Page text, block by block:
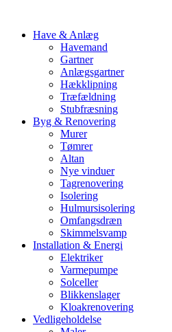
Have & Anlæg
Havemand
Gartner
Anlægsgartner
Hækklipning
Træfældning
Stubfræsning
Byg & Renovering
Murer
Tømrer
Altan
Nye vinduer
Tagrenovering
Isolering
Hulmursisolering
Omfangsdræn
Skimmelsvamp
Installation & Energi
Elektriker
Varmepumpe
Solceller
Blikkenslager
Kloakrenovering
Vedligeholdelse